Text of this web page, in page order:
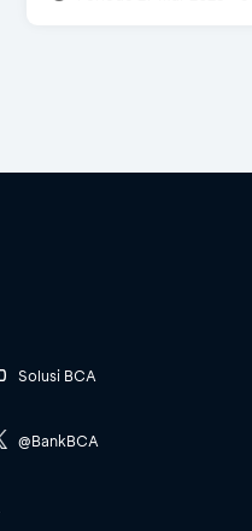
Solusi BCA
@BankBCA